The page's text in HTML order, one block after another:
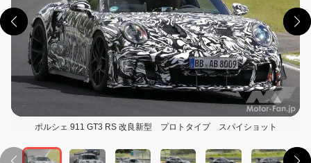
ポルシェ 911 GT3 RS 改良新型 プロトタイプ スパイショット
この画像の記事を読む